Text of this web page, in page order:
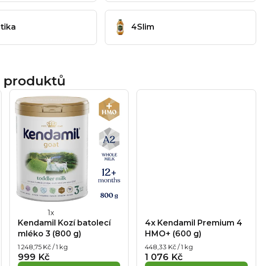
4Slim
produktů
Kendamil Kozí batolecí
mléko 3 (800 g)
Průměrné
hodnocení
produktu
je
5,0
999 Kč
Měrná
cena:
1 248,75 Kč / 1 kg
4x Kendamil Premium 4​
HMO+ (600 g)
1 076 Kč
Měrná
cena:
448,33 Kč / 1 kg